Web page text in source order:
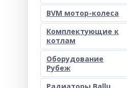
BVM мотор-колеса
Комплектующие к
котлам
Оборудование
Рубеж